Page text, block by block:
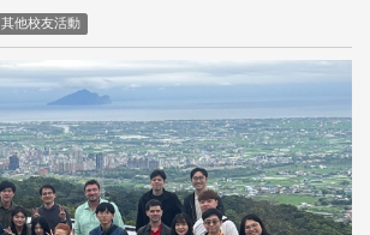
其他校友活動